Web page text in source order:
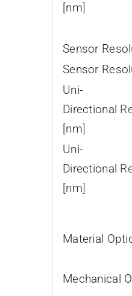
[nm]
Sensor
Sensor
Uni-
Directional
[nm]
Uni-
Directional
[nm]
Material
Mechanical